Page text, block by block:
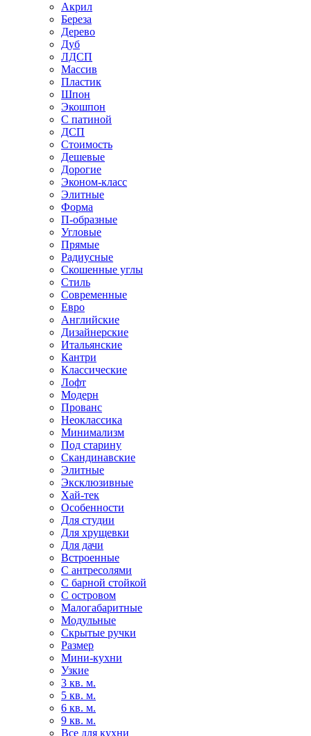
Акрил
Береза
Дерево
Дуб
ЛДСП
Массив
Пластик
Шпон
Экошпон
С патиной
ДСП
Стоимость
Дешевые
Дорогие
Эконом-класс
Элитные
Форма
П-образные
Угловые
Прямые
Радиусные
Скошенные углы
Стиль
Современные
Евро
Английские
Дизайнерские
Итальянские
Кантри
Классические
Лофт
Модерн
Прованс
Неоклассика
Минимализм
Под старину
Скандинавские
Элитные
Эксклюзивные
Хай-тек
Особенности
Для студии
Для хрущевки
Для дачи
Встроенные
С антресолями
С барной стойкой
С островом
Малогабаритные
Модульные
Скрытые ручки
Размер
Мини-кухни
Узкие
3 кв. м.
5 кв. м.
6 кв. м.
9 кв. м.
Все для кухни